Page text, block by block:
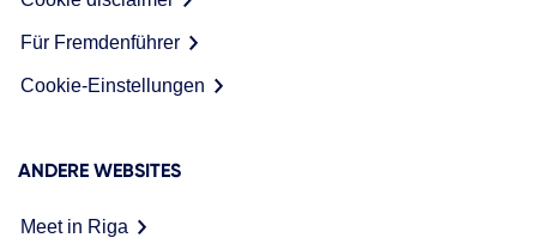
Für Fremdenführer
Cookie-Einstellungen
ANDERE WEBSITES
Meet in Riga